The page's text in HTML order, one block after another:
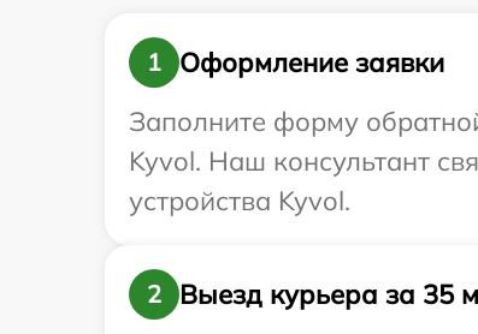
1
Оформление заявки
Заполните форму
Kyvol. Наш консультант
устройства Kyvol.
2
Выезд курьера за 35